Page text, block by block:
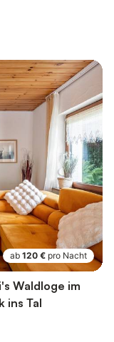
ab 120 € pro Nacht
Waldloge im
ins Tal